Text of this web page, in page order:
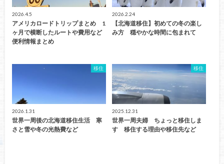
2026.4.5
アメリカロードトリップまとめ 1
ヶ月で横断したルートや費用など
便利情報まとめ
2026.2.24
【北海道移住】初めての冬の楽し
み方 穏やかな時間に包まれて
移住
2026.1.31
世界一周後の北海道移住生活 寒
さと雪や冬の光熱費など
移住
2025.12.31
世界一周夫婦 ちょっと移住しま
す 移住する理由や移住先など